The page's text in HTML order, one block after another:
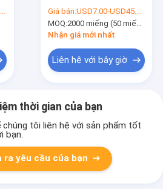
Giá bán:USD7.00-USD45.00 per pack
MOQ:2000 miếng (50 miếng/gói)
Nhận giá mới nhất
Liên hệ với bây giờ
thời gian của bạn
chúng tôi liên hệ với sản phẩm tốt
bạn.
ra yêu cầu của bạn